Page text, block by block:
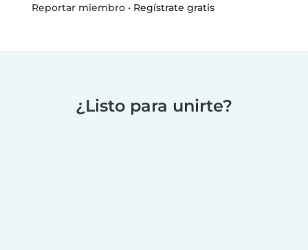
Reportar miembro• Regístrate gratis
¿Listo para unirte?